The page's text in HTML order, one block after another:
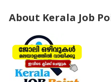
About Kerala Job